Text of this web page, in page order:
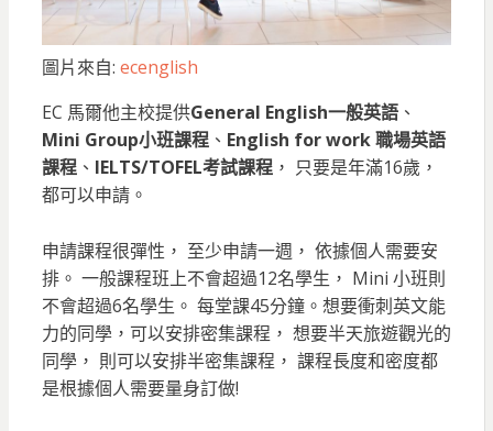
圖片來自: ecenglish
EC 馬爾他主校提供General English一般英語、
Mini Group小班課程、 English for work 職場英語
課程、 IELTS/TOFEL考試課程， 只要是年滿16歲，
都可以申請。
申請課程很彈性， 至少申請一週， 依據個人需要安
排。 一般課程班上不會超過12名學生， Mini 小班則
不會超過6名學生。 每堂課45分鐘。想要衝刺英文能
力的同學，可以安排密集課程， 想要半天旅遊觀光的
同學， 則可以安排半密集課程， 課程長度和密度都
是根據個人需要量身訂做!